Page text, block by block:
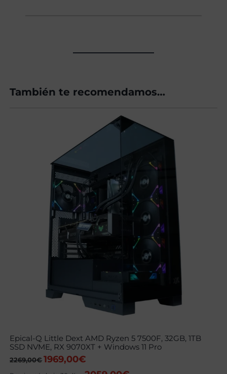
También te recomendamos…
Epical-Q Little Dext AMD Ryzen 5 7500F, 32GB, 1TB
SSD NVME, RX 9070XT + Windows 11 Pro
2269,00€ El
1969,00€